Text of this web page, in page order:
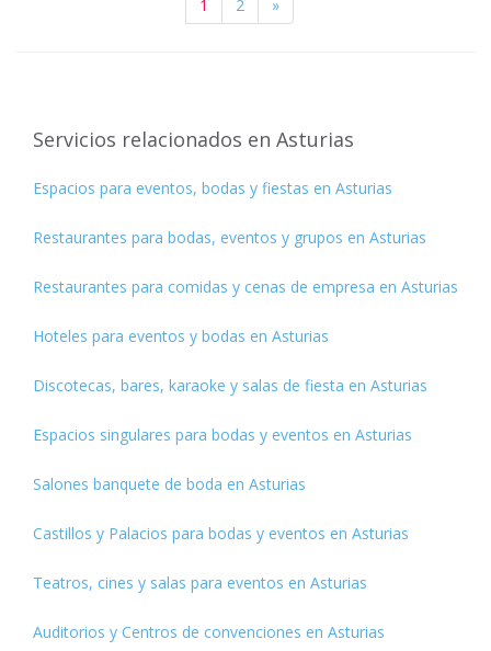
1 2 »
Servicios relacionados en Asturias
Espacios para eventos, bodas y fiestas en Asturias
Restaurantes para bodas, eventos y grupos en Asturias
Restaurantes para comidas y cenas de empresa en Asturias
Hoteles para eventos y bodas en Asturias
Discotecas, bares, karaoke y salas de fiesta en Asturias
Espacios singulares para bodas y eventos en Asturias
Salones banquete de boda en Asturias
Castillos y Palacios para bodas y eventos en Asturias
Teatros, cines y salas para eventos en Asturias
Auditorios y Centros de convenciones en Asturias